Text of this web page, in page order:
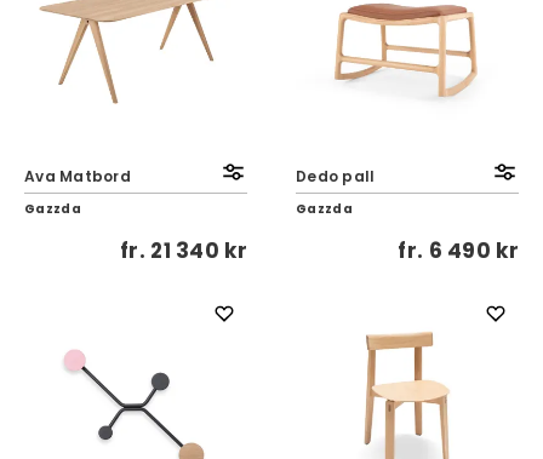
Ava Matbord
Gazzda
fr. 21 340 kr
Dedo pall
Gazzda
fr. 6 490 kr